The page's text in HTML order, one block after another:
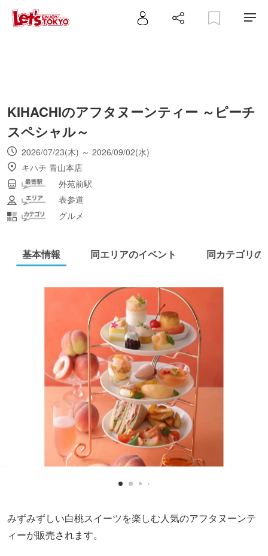
KIHACHIのアフタヌーンティー ～ピーチ
スペシャル～
2026/07/23(木) ～ 2026/09/02(水)
キハチ 青山本店
外苑前駅
表参道
グルメ
基本情報 同エリアのイベント 同カテゴリの
みずみずしい白桃スイーツを楽しむ人気のアフタヌーンテ
ィーが販売されます。